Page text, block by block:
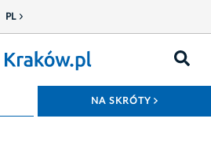
PL
NA SKRÓTY